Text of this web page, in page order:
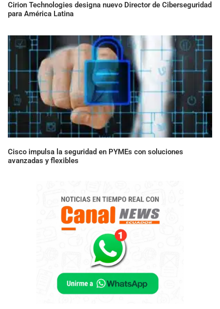
Cirion Technologies designa nuevo Director de Ciberseguridad
para América Latina
Cisco impulsa la seguridad en PYMEs con soluciones
avanzadas y flexibles